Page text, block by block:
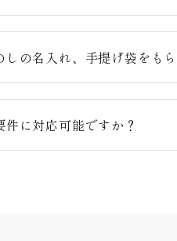
検索する
しの名入れ、手提げ袋をも
に対応可能ですか？